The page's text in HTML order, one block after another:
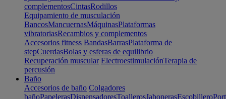
complementosCintasRodillos
Equipamiento de musculación
BancosMancuernasMáquinasPlataformas
vibratoriasRecambios y complementos
Accesorios fitness BandasBarrasPlataforma de
stepCuerdasBolas y esferas de equilibrio
Recuperación muscular ElectroestimulaciónTerapia de
percusión
Baño
Accesorios de baño Colgadores
bañoPapelerasDispensadoresToallerosJabonerasEscobillero